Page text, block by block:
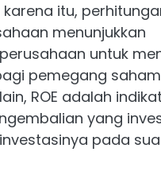
karena itu,
menunjukkan
untuk
pemegang
ROE adalah
yang
pada